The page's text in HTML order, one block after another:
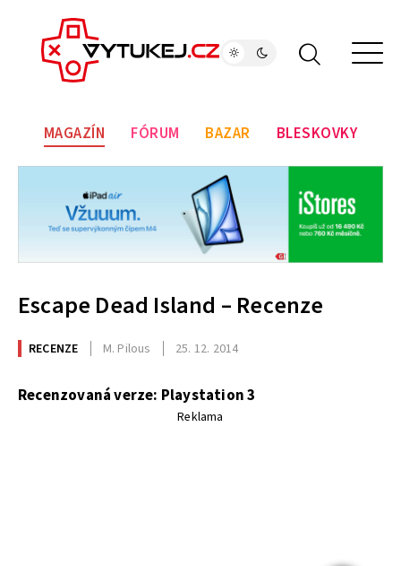
MAGAZÍN FÓRUM BAZAR BLESKOVKY
Escape Dead Island – Recenze
RECENZE M. Pilous 25. 12. 2014
Recenzovaná verze: Playstation 3
Reklama